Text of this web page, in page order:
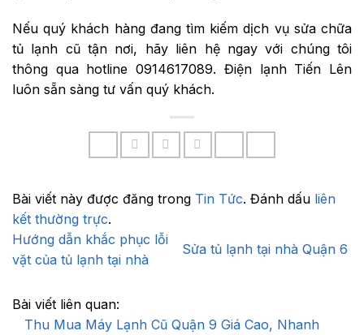
Nếu quý khách hàng đang tìm kiếm dịch vụ sửa chữa
tủ lạnh cũ tận nơi, hãy liên hệ ngay với chúng tôi
thông qua hotline 0914617089. Điện lạnh Tiến Lên
luôn sẵn sàng tư vấn quý khách.
Bài viết này được đăng trong Tin Tức. Đánh dấu liên
kết thường trực.
Hướng dẫn khắc phục lỗi
vặt của tủ lạnh tại nhà
Sửa tủ lạnh tại nhà Quận 6
Bài viết liên quan:
Thu Mua Máy Lạnh Cũ Quận 9 Giá Cao, Nhanh